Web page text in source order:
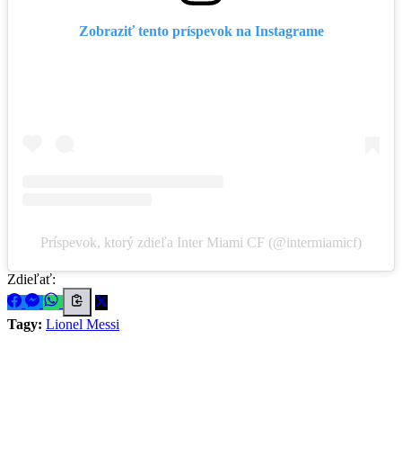
Zobraziť tento príspevok na Instagrame
Príspevok, ktorý zdieľa Inter Miami CF (@intermiamicf)
Zdieľať:
Tagy: Lionel Messi